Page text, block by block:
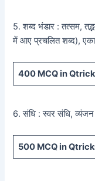
5. शब्द भंडार : तत्सम,
में आए प्रचलित शब्द),
400 MCQ in
6. संधि : स्वर संधि,
500 MCQ in